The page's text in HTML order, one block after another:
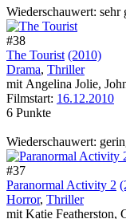
Wiederschauwert: sehr
#38
The Tourist (2010)
Drama, Thriller
mit Angelina Jolie,
Filmstart: 16.12.2010
6 Punkte
Wiederschauwert:
#37
Paranormal Activity 2
Horror, Thriller
mit Katie Featherston,